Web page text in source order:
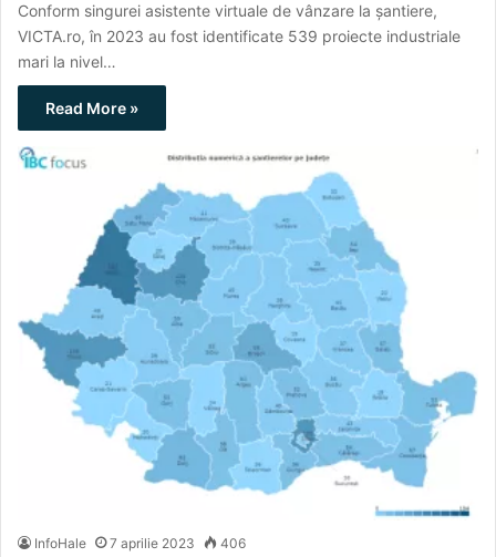
Conform singurei asistente virtuale de vânzare la șantiere,
VICTA.ro, în 2023 au fost identificate 539 proiecte industriale
mari la nivel…
Read More »
InfoHale 7 aprilie 2023 406